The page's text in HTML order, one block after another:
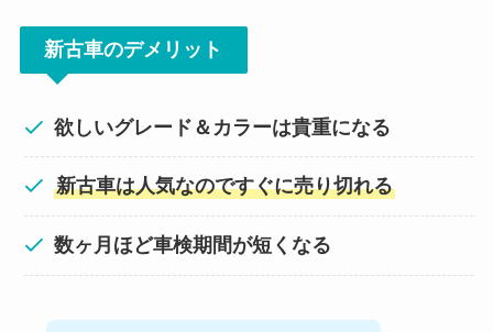
新古車のデメリット
欲しいグレード＆カラーは貴重になる
新古車は人気なのですぐに売り切れる
数ヶ月ほど車検期間が短くなる